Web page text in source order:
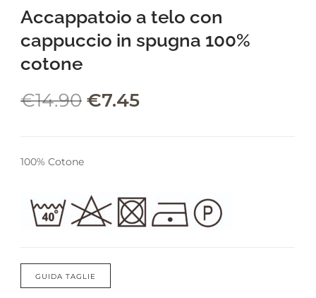
Careers
Privacy Policy
Community
Accappatoio a telo con
cappuccio in spugna 100%
cotone
€14.90 €7.45
100% Cotone
GUIDA TAGLIE